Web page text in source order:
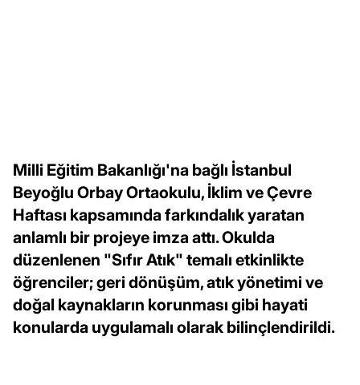
Milli Eğitim Bakanlığı'na bağlı İstanbul
Beyoğlu Orbay Ortaokulu, İklim ve Çevre
Haftası kapsamında farkındalık yaratan
anlamlı bir projeye imza attı. Okulda
düzenlenen "Sıfır Atık" temalı etkinlikte
öğrenciler; geri dönüşüm, atık yönetimi ve
doğal kaynakların korunması gibi hayati
konularda uygulamalı olarak bilinçlendirildi.